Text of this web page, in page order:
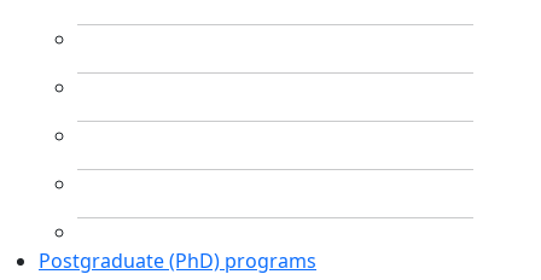
Postgraduate (PhD) programs